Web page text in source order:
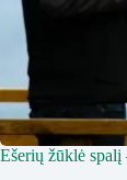
Ešerių žūklė